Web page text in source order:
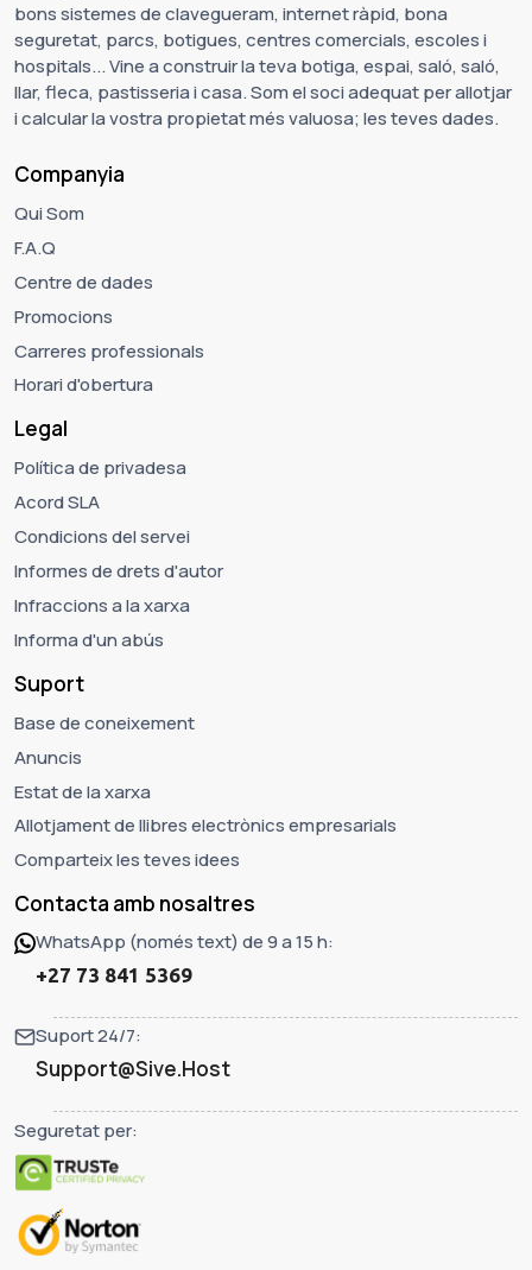
bons sistemes de clavegueram, internet ràpid, bona
seguretat, parcs, botigues, centres comercials, escoles i
hospitals... Vine a construir la teva botiga, espai, saló, saló,
llar, fleca, pastisseria i casa. Som el soci adequat per allotjar
i calcular la vostra propietat més valuosa; les teves dades.
Companyia
Qui Som
F.A.Q
Centre de dades
Promocions
Carreres professionals
Horari d'obertura
Legal
Política de privadesa
Acord SLA
Condicions del servei
Informes de drets d'autor
Infraccions a la xarxa
Informa d'un abús
Suport
Base de coneixement
Anuncis
Estat de la xarxa
Allotjament de llibres electrònics empresarials
Comparteix les teves idees
Contacta amb nosaltres
WhatsApp (només text) de 9 a 15 h:
+27 73 841 5369
Suport 24/7:
Support@Sive.Host
Seguretat per: